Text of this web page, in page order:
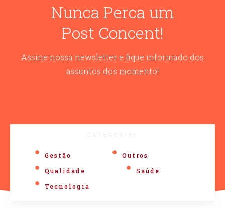
Nunca Perca um
Post Concent!
Assine nossa newsletter e fique informado dos
assuntos dos momento!
CATEGORIES
Gestão
Outros
Qualidade
Saúde
Tecnologia